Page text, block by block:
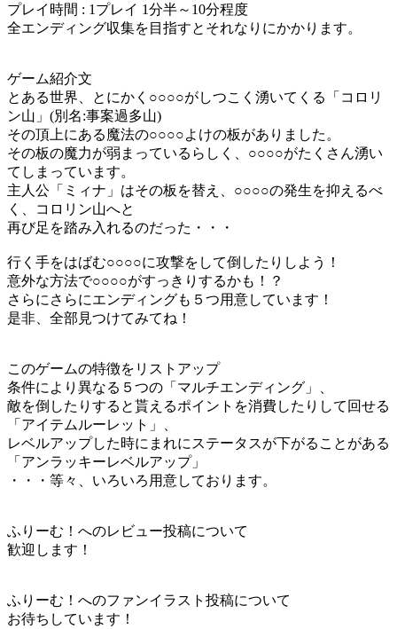
プレイ時間 : 1プレイ 1分半～10分程度
全エンディング収集を目指すとそれなりにかかります。
ゲーム紹介文
とある世界、とにかく○○○○がしつこく湧いてくる「コロリ
ン山」(別名:事案過多山)
その頂上にある魔法の○○○○よけの板がありました。
その板の魔力が弱まっているらしく、○○○○がたくさん湧い
てしまっています。
主人公「ミィナ」はその板を替え、○○○○の発生を抑えるべ
く、コロリン山へと
再び足を踏み入れるのだった・・・
行く手をはばむ○○○○に攻撃をして倒したりしよう！
意外な方法で○○○○がすっきりするかも！？
さらにさらにエンディングも５つ用意しています！
是非、全部見つけてみてね！
このゲームの特徴をリストアップ
条件により異なる５つの「マルチエンディング」、
敵を倒したりすると貰えるポイントを消費したりして回せる
「アイテムルーレット」、
レベルアップした時にまれにステータスが下がることがある
「アンラッキーレベルアップ」
・・・等々、いろいろ用意しております。
ふりーむ！へのレビュー投稿について
歓迎します！
ふりーむ！へのファンイラスト投稿について
お待ちしています！